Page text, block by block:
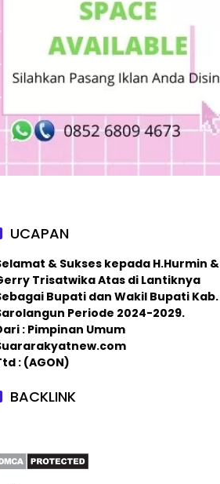
UCAPAN
& Sukses kepada H.Hurmin &
Trisatwika Atas di Lantiknya
Bupati dan Wakil Bupati Kab.
Periode 2024-2029.
: Pimpinan Umum
: (AGON)
BACKLINK